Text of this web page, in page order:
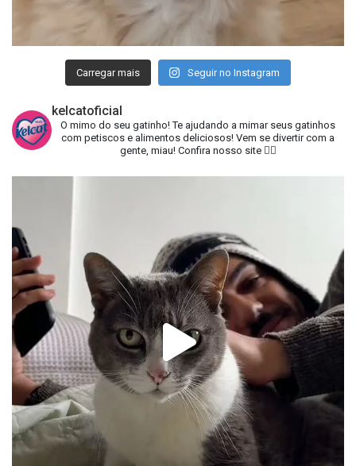
Carregar mais Seguir no Instagram
kelcatoficial
O mimo do seu gatinho! Te ajudando a mimar seus gatinhos
com petiscos e alimentos deliciosos! Vem se divertir com a
gente, miau! Confira nosso site 👇🏻